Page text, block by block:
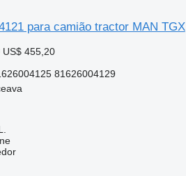
para camião tractor MAN TGX
US$ 455,20
81626004129